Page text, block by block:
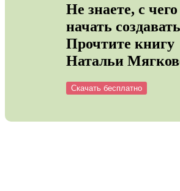
Не знаете, с чего
начать
Прочтите книгу
Натальи
Скачать бесплатно